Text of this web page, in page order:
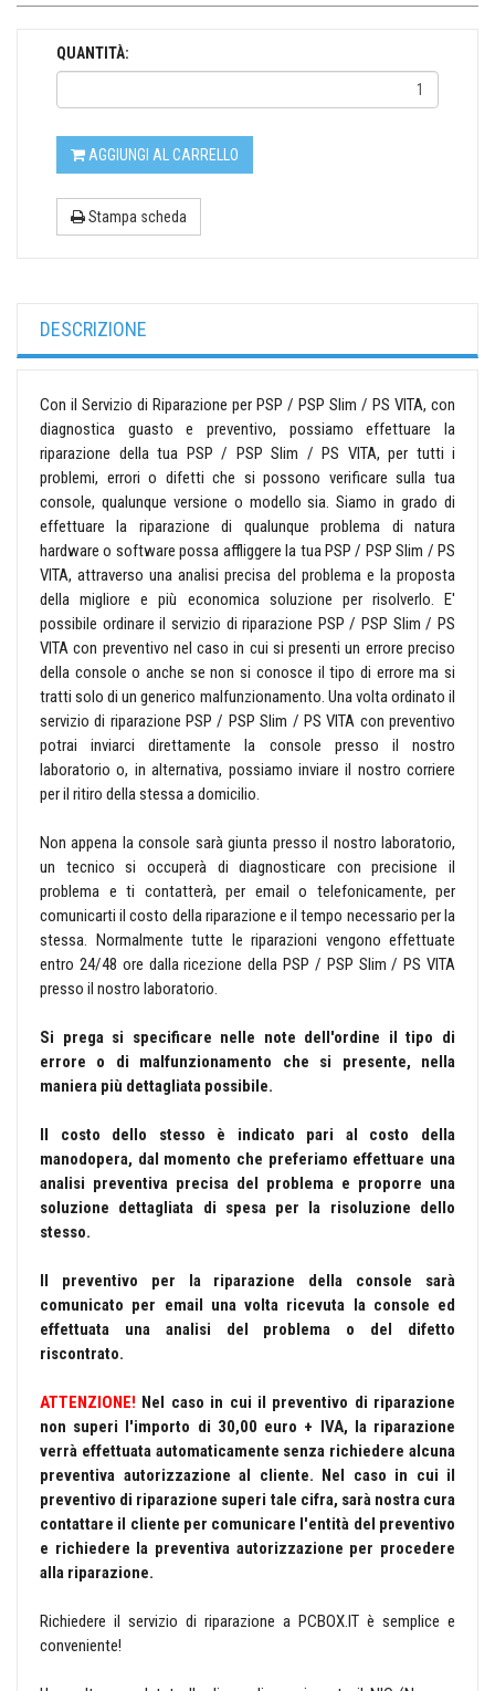
QUANTITÀ:
AGGIUNGI AL CARRELLO
Stampa scheda
DESCRIZIONE
Con il Servizio di Riparazione per PSP / PSP Slim / PS VITA, con
diagnostica guasto e preventivo, possiamo effettuare la
riparazione della tua PSP / PSP Slim / PS VITA, per tutti i
problemi, errori o difetti che si possono verificare sulla tua
console, qualunque versione o modello sia. Siamo in grado di
effettuare la riparazione di qualunque problema di natura
hardware o software possa affliggere la tua PSP / PSP Slim / PS
VITA, attraverso una analisi precisa del problema e la proposta
della migliore e più economica soluzione per risolverlo. E'
possibile ordinare il servizio di riparazione PSP / PSP Slim / PS
VITA con preventivo nel caso in cui si presenti un errore preciso
della console o anche se non si conosce il tipo di errore ma si
tratti solo di un generico malfunzionamento. Una volta ordinato il
servizio di riparazione PSP / PSP Slim / PS VITA con preventivo
potrai inviarci direttamente la console presso il nostro
laboratorio o, in alternativa, possiamo inviare il nostro corriere
per il ritiro della stessa a domicilio.
Non appena la console sarà giunta presso il nostro laboratorio,
un tecnico si occuperà di diagnosticare con precisione il
problema e ti contatterà, per email o telefonicamente, per
comunicarti il costo della riparazione e il tempo necessario per la
stessa. Normalmente tutte le riparazioni vengono effettuate
entro 24/48 ore dalla ricezione della PSP / PSP Slim / PS VITA
presso il nostro laboratorio.
Si prega si specificare nelle note dell'ordine il tipo di
errore o di malfunzionamento che si presente, nella
maniera più dettagliata possibile.
Il costo dello stesso è indicato pari al costo della
manodopera, dal momento che preferiamo effettuare una
analisi preventiva precisa del problema e proporre una
soluzione dettagliata di spesa per la risoluzione dello
stesso.
Il preventivo per la riparazione della console sarà
comunicato per email una volta ricevuta la console ed
effettuata una analisi del problema o del difetto
riscontrato.
ATTENZIONE! Nel caso in cui il preventivo di riparazione
non superi l'importo di 30,00 euro + IVA, la riparazione
verrà effettuata automaticamente senza richiedere alcuna
preventiva autorizzazione al cliente. Nel caso in cui il
preventivo di riparazione superi tale cifra, sarà nostra cura
contattare il cliente per comunicare l'entità del preventivo
e richiedere la preventiva autorizzazione per procedere
alla riparazione.
Richiedere il servizio di riparazione a PCBOX.IT è semplice e
conveniente!